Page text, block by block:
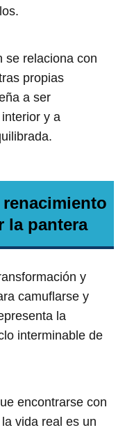
se relaciona con
propias
a ser
y a
la pantera
y
camuflarse y
la
interminable de
encontrarse con
vida real es un